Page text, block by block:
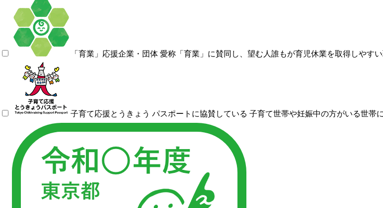
「育業」応援企業・団体 愛称「育業」に賛同し、望む人誰もが育児休業を取得しやす
子育て応援とうきょう パスポートに協賛している 子育て世帯や妊娠中の方がいる世帯